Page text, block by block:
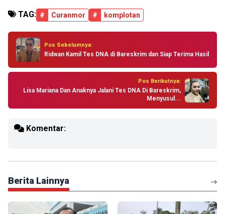
TAG: # Curanmor # komplotan
Pos Sebelumnya:
Ridwan Kamil Tes DNA di Bareskrim dan Siap Terima Hasil
Pos Berikutnya:
Lisa Mariana Dan Anaknya Jalani Tes DNA Di Bareskrim,
Menyusul...
Komentar:
Berita Lainnya